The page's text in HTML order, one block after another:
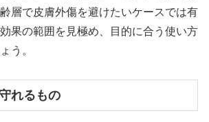
層で皮膚外傷を避けたいケースでは有
果の範囲を見極め、目的に合う使い方
う。
れるもの